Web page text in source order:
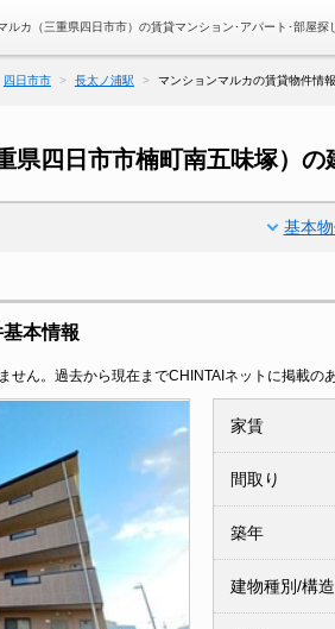
ルカ（三重県四日市市）の賃貸マンション･アパート･部屋探
四日市市 長太ノ浦駅 マンションマルカの賃貸物件情報
県四日市市楠町南五味塚）の
基本
本情報
せん。過去から現在までCHINTAIネットに掲載の
家賃
間取り
築年
建物種別/構造